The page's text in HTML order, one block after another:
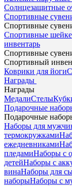
Солнцезащитные
Спортивные
Спортивные
Спортивные
инвентарь
Спортивные
Спортивный
Коврики для йоги
Награды
Награды
МедалиСтелы
Подарочные
Подарочные
Наборы для
термокружками
ежедневниками
пледамиНаборы с
детейНаборы с
винаНаборы для
наборыНаборы с